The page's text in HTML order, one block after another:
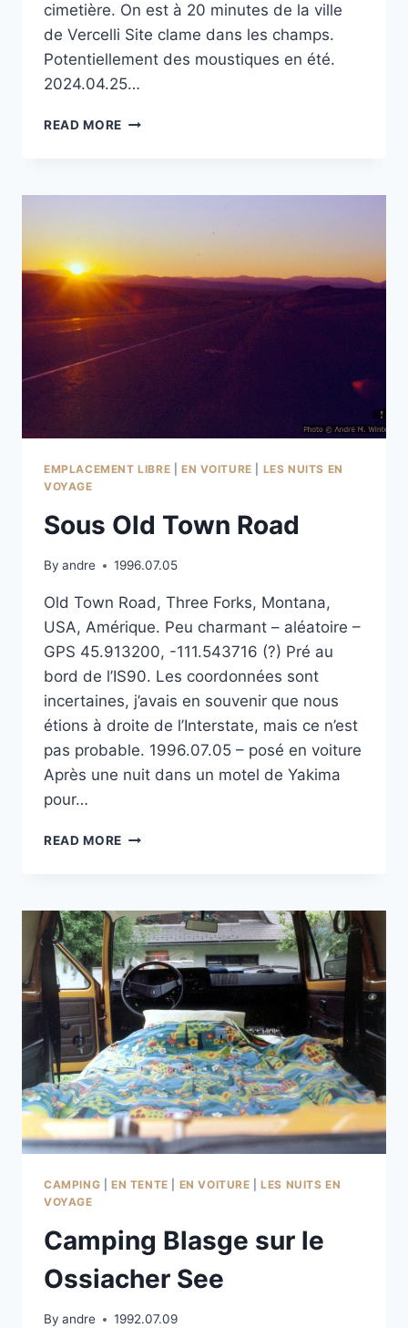
cimetière. On est à 20 minutes de la ville
de Vercelli Site clame dans les champs.
Potentiellement des moustiques en été.
2024.04.25…
READ MORE OLDENICO
VERCELLI
EMPLACEMENT LIBRE EN VOITURE
LES NUITS EN
VOYAGE
Sous Old Town Road
By andre 1996.07.05
Old Town Road, Three Forks, Montana,
USA, Amérique. Peu charmant – aléatoire –
GPS 45.913200, -111.543716 (?) Pré au
bord de l’IS90. Les coordonnées sont
incertaines, j’avais en souvenir que nous
étions à droite de l’Interstate, mais ce n’est
pas probable. 1996.07.05 – posé en voiture
Après une nuit dans un motel de Yakima
pour…
READ MORE SOUS OLD
CAMPING EN TENTE EN VOITURE |LES NUITS EN
VOYAGE
Camping Blasge sur le
Ossiacher See
By andre 1992.07.09